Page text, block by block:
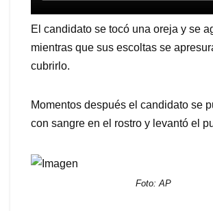
El candidato se tocó una oreja y se
mientras que sus escoltas se
cubrirlo.
Momentos después el candidato se
con sangre en el rostro y levantó el
Foto: AP